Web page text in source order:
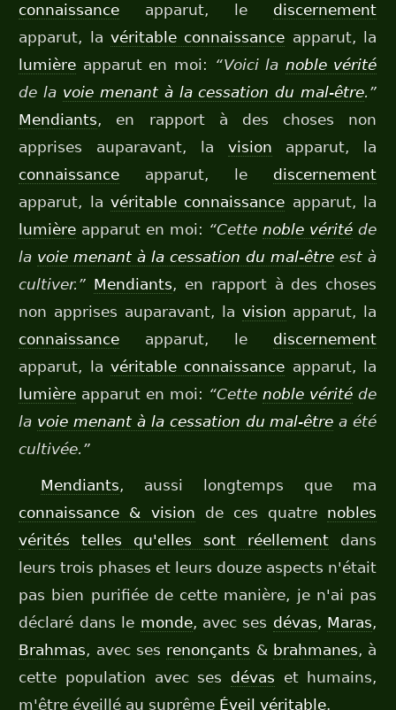
connaissance apparut, le discernement
apparut, lavéritable connaissance apparut, la
lumière apparut en moi: “Voici la noble vérité
de la voie menant à la cessation du mal-être.”
Mendiants, en rapport à des choses non
apprises auparavant, la vision apparut, la
connaissance apparut, le discernement
apparut, lavéritable connaissance apparut, la
lumière apparut en moi: “Cettenoble vérité de
la voie menant à la cessation du mal-être est à
cultiver.” Mendiants, en rapport à des choses
non apprises auparavant, la vision apparut, la
connaissance apparut, le discernement
apparut, lavéritable connaissance apparut, la
lumière apparut en moi: “Cettenoble vérité de
la voie menant à la cessation du mal-être a été
cultivée.”
Mendiants, aussi longtemps que ma
connaissance & vision de ces quatre nobles
vérités
telles qu'elles sont réellement dans
leurs trois phases et leurs douze aspects n'était
pas bien purifiée de cette manière, je n'ai pas
déclaré dans le monde, avec ses dévas, Maras,
Brahmas, avec ses renonçants & brahmanes, à
cette population avec ses dévas et humains,
m'être éveillé au suprême Éveil véritable.